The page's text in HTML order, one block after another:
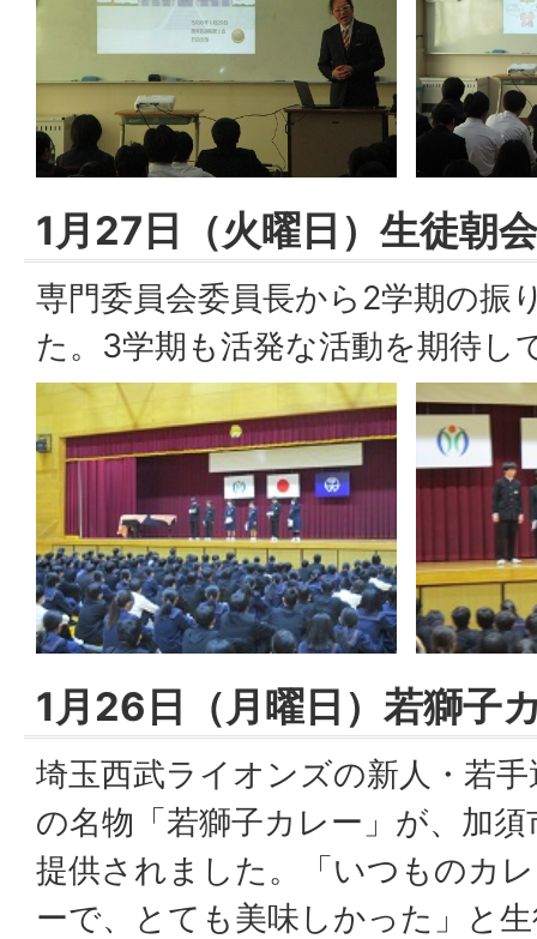
1月27日（火曜日）生徒朝会
専門委員会委員長から2学期の振
た。3学期も活発な活動を期待し
1月26日（月曜日）若獅子
埼玉西武ライオンズの新人・若
の名物「若獅子カレー」が、加
提供されました。「いつものカ
ーで、とても美味しかった」と